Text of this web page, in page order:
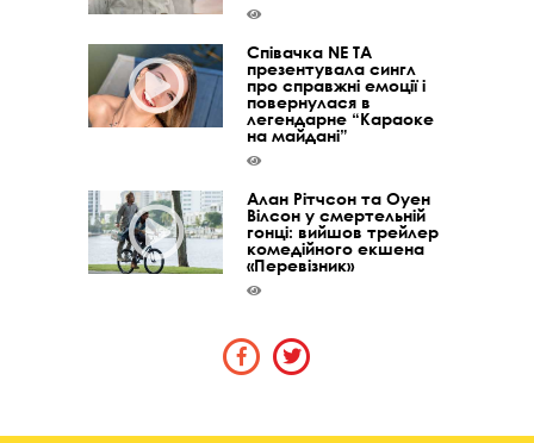
Співачка NE TA
презентувала сингл
про справжні емоції і
повернулася в
легендарне “Караоке
на майдані”
Алан Рітчсон та Оуен
Вілсон у смертельній
гонці: вийшов трейлер
комедійного екшена
«Перевізник»